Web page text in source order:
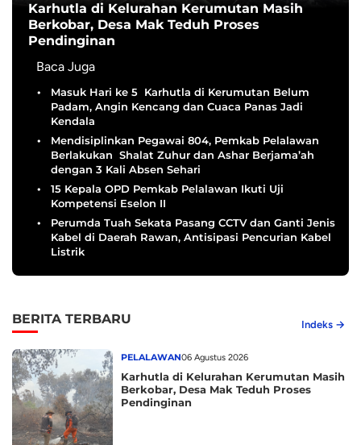
Karhutla di Kelurahan Kerumutan Masih
Berkobar, Desa Mak Teduh Proses
Pendinginan
Baca Juga
Masuk Hari ke 5 Karhutla di Kerumutan Belum
Padam, Angin Kencang dan Cuaca Panas Jadi
Kendala
Mendisiplinkan Pegawai 804, Pemkab Pelalawan
Berlakukan Shalat Zuhur dan Ashar Berjama’ah
dengan 3 Kali Absen Sehari
15 Kepala OPD Pemkab Pelalawan Ikuti Uji
Kompetensi Eselon II
Perumda Tuah Sekata Pasang CCTV dan Ganti Jenis
Kabel di Daerah Rawan, Antisipasi Pencurian Kabel
Listrik
BERITA TERBARU Indeks →
PELALAWAN06 Agustus 2026
Karhutla di Kelurahan Kerumutan Masih
Berkobar, Desa Mak Teduh Proses
Pendinginan